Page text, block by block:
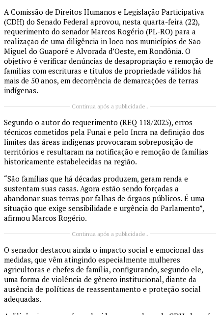
A Comissão de Direitos Humanos e Legislação Participativa
(CDH) do Senado Federal aprovou, nesta quarta-feira (22),
requerimento do senador Marcos Rogério (PL-RO) para a
realização de uma diligência in loco nos municípios de São
Miguel do Guaporé e Alvorada d’Oeste, em Rondônia. O
objetivo é verificar denúncias de desapropriação e remoção de
famílias com escrituras e títulos de propriedade válidos há
mais de 50 anos, em decorrência de demarcações de terras
indígenas.
Continua após a publicidade..
Segundo o autor do requerimento (REQ 118/2025), erros
técnicos cometidos pela Funai e pelo Incra na definição dos
limites das áreas indígenas provocaram sobreposição de
territórios e resultaram na notificação e remoção de famílias
historicamente estabelecidas na região.
“São famílias que há décadas produzem, geram renda e
sustentam suas casas. Agora estão sendo forçadas a
abandonar suas terras por falhas de órgãos públicos. É uma
situação que exige sensibilidade e urgência do Parlamento”,
afirmou Marcos Rogério.
Continua após a publicidade..
O senador destacou ainda o impacto social e emocional das
medidas, que vêm atingindo especialmente mulheres
agricultoras e chefes de família, configurando, segundo ele,
uma forma de violência de gênero institucional, diante da
ausência de políticas de reassentamento e proteção social
adequadas.